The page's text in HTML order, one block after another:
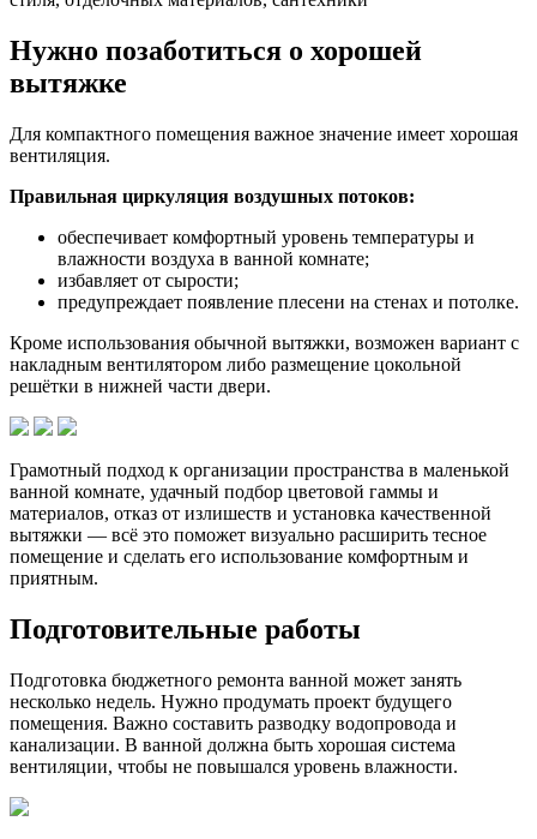
Нужно позаботиться о хорошей
вытяжке
Для компактного помещения важное значение имеет хорошая
вентиляция.
Правильная циркуляция воздушных потоков:
обеспечивает комфортный уровень температуры и
влажности воздуха в ванной комнате;
избавляет от сырости;
предупреждает появление плесени на стенах и потолке.
Кроме использования обычной вытяжки, возможен вариант с
накладным вентилятором либо размещение цокольной
решётки в нижней части двери.
Грамотный подход к организации пространства в маленькой
ванной комнате, удачный подбор цветовой гаммы и
материалов, отказ от излишеств и установка качественной
вытяжки — всё это поможет визуально расширить тесное
помещение и сделать его использование комфортным и
приятным.
Подготовительные работы
Подготовка бюджетного ремонта ванной может занять
несколько недель. Нужно продумать проект будущего
помещения. Важно составить разводку водопровода и
канализации. В ванной должна быть хорошая система
вентиляции, чтобы не повышался уровень влажности.